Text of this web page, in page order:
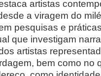
artistas
a viragem do
pesquisas e
que investigam
artistas
bem como no